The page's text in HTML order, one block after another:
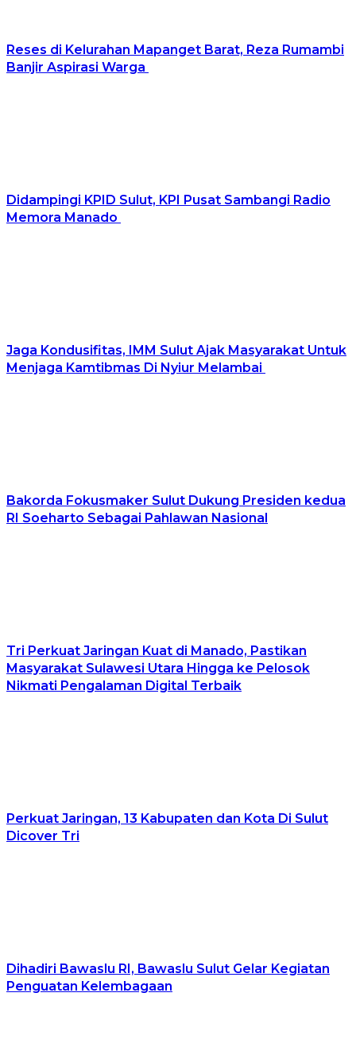
Reses di Kelurahan Mapanget Barat, Reza Rumambi
Banjir Aspirasi Warga
Didampingi KPID Sulut, KPI Pusat Sambangi Radio
Memora Manado
Jaga Kondusifitas, IMM Sulut Ajak Masyarakat Untuk
Menjaga Kamtibmas Di Nyiur Melambai
Bakorda Fokusmaker Sulut Dukung Presiden kedua
RI Soeharto Sebagai Pahlawan Nasional
Tri Perkuat Jaringan Kuat di Manado, Pastikan
Masyarakat Sulawesi Utara Hingga ke Pelosok
Nikmati Pengalaman Digital Terbaik
Perkuat Jaringan, 13 Kabupaten dan Kota Di Sulut
Dicover Tri
Dihadiri Bawaslu RI, Bawaslu Sulut Gelar Kegiatan
Penguatan Kelembagaan